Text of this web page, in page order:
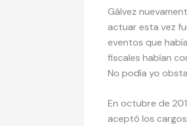
Gálvez
actuar esta vez
eventos que
fiscales habían
No podía yo
En octubre de
aceptó los